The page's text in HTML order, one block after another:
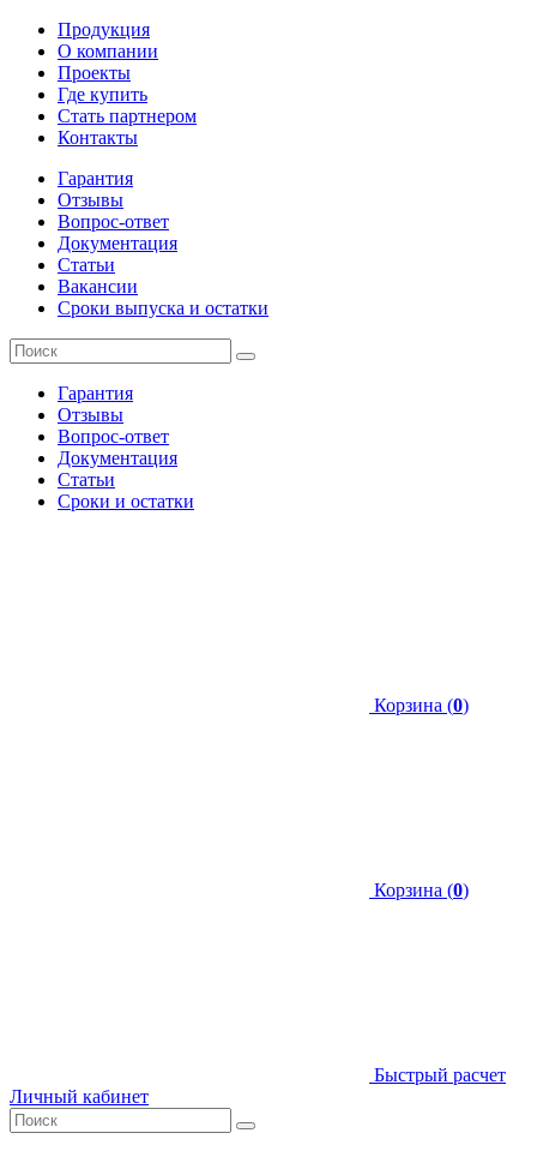
Продукция
О компании
Проекты
Где купить
Стать партнером
Контакты
Гарантия
Отзывы
Вопрос-ответ
Документация
Статьи
Вакансии
Сроки выпуска и остатки
Гарантия
Отзывы
Вопрос-ответ
Документация
Статьи
Сроки и остатки
Корзина (0)
Корзина (0)
Быстрый расчет
Личный кабинет